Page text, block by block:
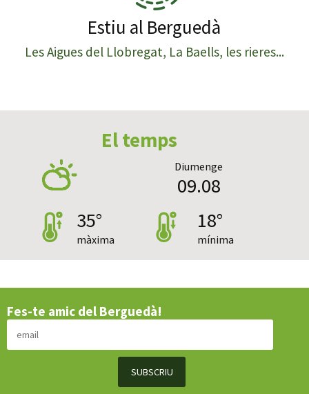
Estiu al Berguedà
Les Aigues del Llobregat, La Baells, les rieres...
El temps
Diumenge
09.08
35°
màxima
18°
mínima
Fes-te amic del Berguedà!